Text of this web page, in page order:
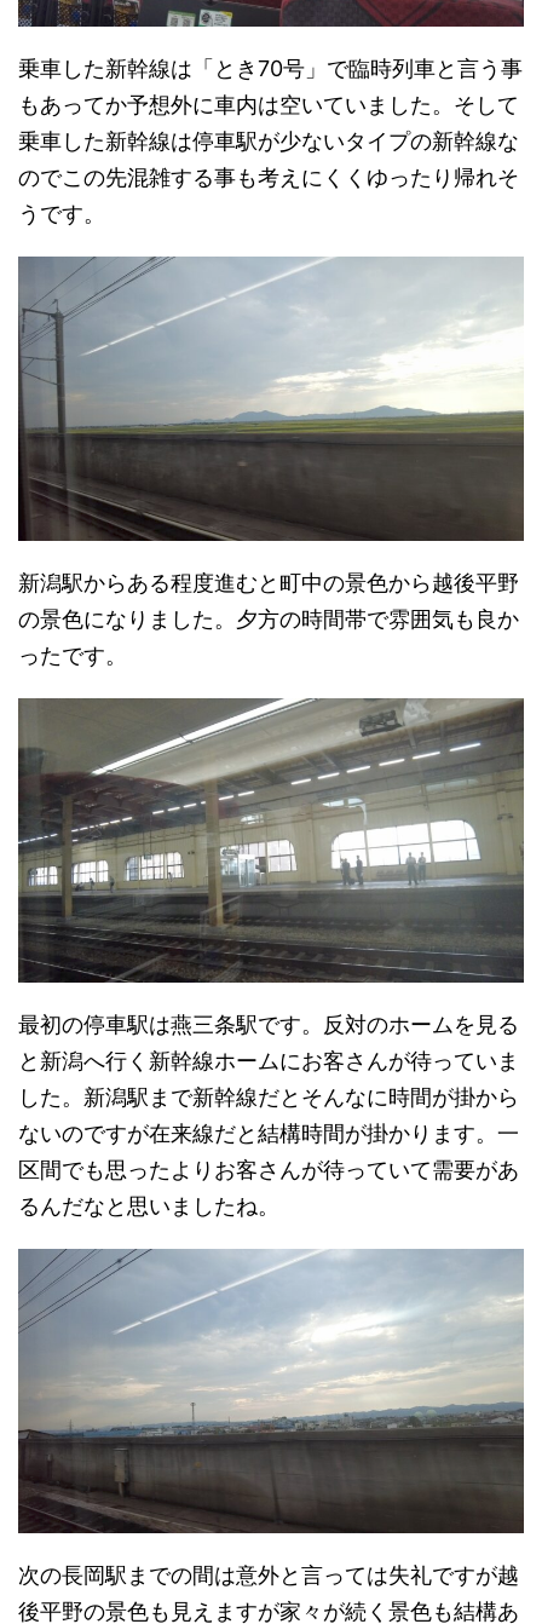
乗車した新幹線は「とき70号」で臨時列車と言う事
もあってか予想外に車内は空いていました。そして
乗車した新幹線は停車駅が少ないタイプの新幹線な
のでこの先混雑する事も考えにくくゆったり帰れそ
うです。
新潟駅からある程度進むと町中の景色から越後平野
の景色になりました。夕方の時間帯で雰囲気も良か
ったです。
最初の停車駅は燕三条駅です。反対のホームを見る
と新潟へ行く新幹線ホームにお客さんが待っていま
した。新潟駅まで新幹線だとそんなに時間が掛から
ないのですが在来線だと結構時間が掛かります。一
区間でも思ったよりお客さんが待っていて需要があ
るんだなと思いましたね。
次の長岡駅までの間は意外と言っては失礼ですが越
後平野の景色も見えますが家々が続く景色も結構あ